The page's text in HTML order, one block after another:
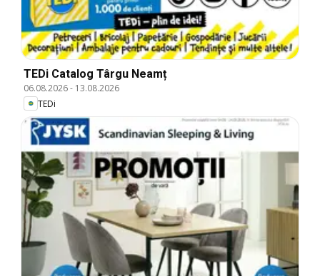
TEDi Catalog Târgu Neamț
06.08.2026- 13.08.2026
TEDi